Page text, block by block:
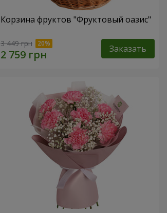
Корзина фруктов "Фруктовый оазис"
3 449 грн Заказать